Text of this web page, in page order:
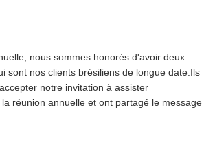
nous sommes honorés d'avoir deux
sont nos clients brésiliens de longue date.Ils
notre invitation à assister
réunion annuelle et ont partagé le message